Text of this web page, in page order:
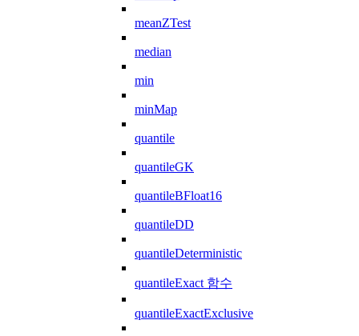
meanZTest
median
min
minMap
quantile
quantileGK
quantileBFloat16
quantileDD
quantileDeterministic
quantileExact 함수
quantileExactExclusive